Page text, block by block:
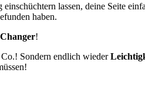
lassen, deine Seite
haben.
!
Sondern endlich wieder